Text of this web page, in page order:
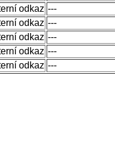
odkaz ---
odkaz ---
odkaz ---
odkaz ---
odkaz ---